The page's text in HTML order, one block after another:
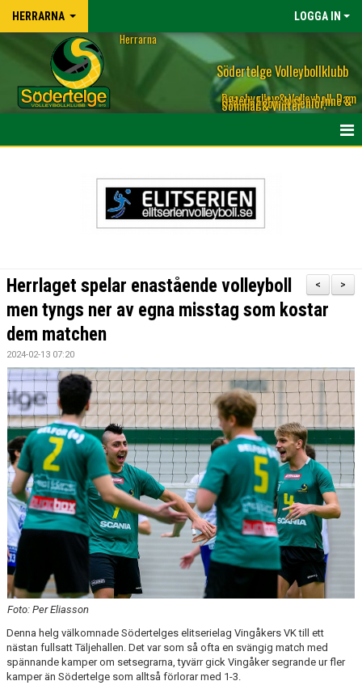
HERRARNA LOGGA IN
Södertelge Volleybollklubb
Beachvolley & Volleyboll, Dam
& Herr, Elit & Motion, Inne &
Ute, Ungdom & Senior,
Sommar & Vinter
Herrarna
TRUPPEN HERRLAGET & KONTAKT TILL TRÄNARE
BILDGALLERI
MATCHER
>
<
Herrlaget spelar enastående volleyboll
men tyngs ner av egna misstag som kostar
dem matchen
2024-02-13 07:20
Foto: Per Eliasson
Denna helg välkomnade Södertelges elitserielag Vingåkers VK till ett
nästan fullsatt Täljehallen. Det var som så ofta en svängig match med
spännande kamper om setsegrarna, tyvärr gick Vingåker segrande ur fler
kamper än Södertelge som alltså förlorar med 1-3.